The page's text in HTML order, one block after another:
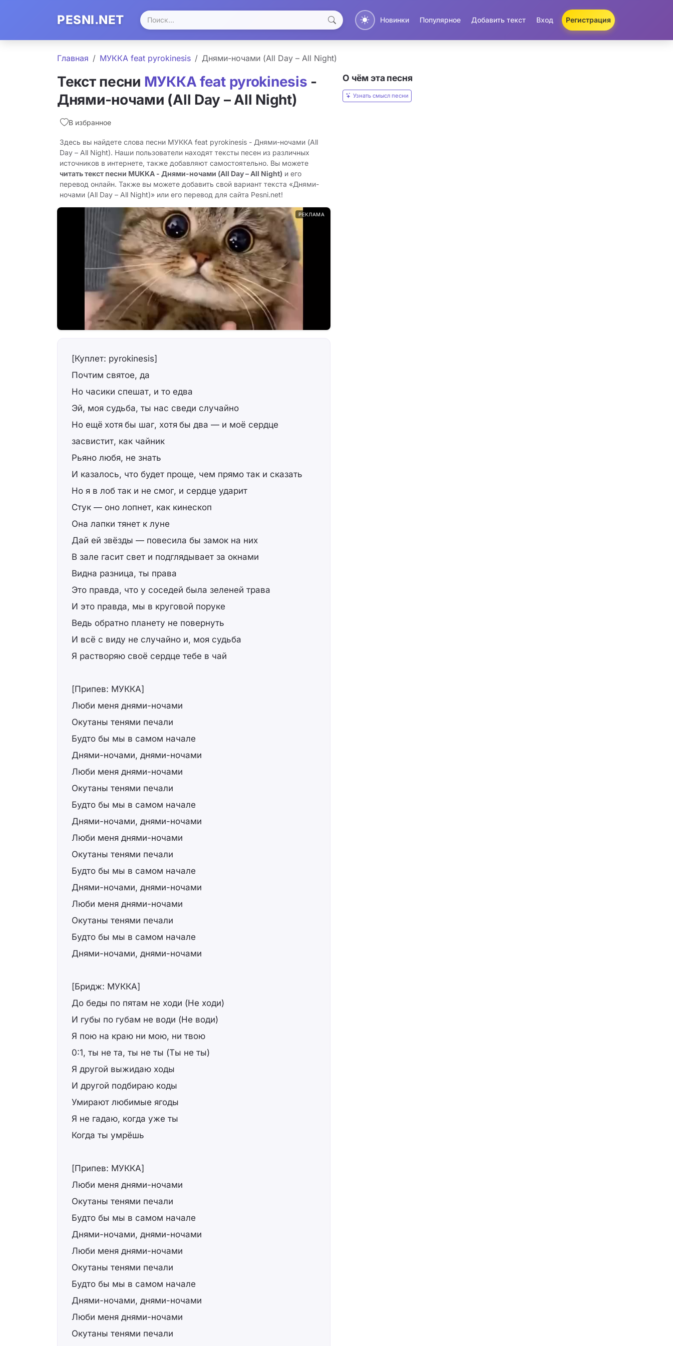
PESNI.NET Новинки Популярное Добавить текст Вход Регистрация
Главная МУККА feat pyrokinesis Днями-ночами (All Day – All Night)
Текст песни МУККА feat pyrokinesis -
Днями-ночами (All Day – All Night)
В избранное
Здесь вы найдете слова песни МУККА feat pyrokinesis - Днями-ночами (All
Day – All Night). Наши пользователи находят тексты песен из различных
источников в интернете, также добавляют самостоятельно. Вы можете
читать текст песни MUKKA - Днями-ночами (All Day – All Night) и его
перевод онлайн. Также вы можете добавить свой вариант текста «Днями-
ночами (All Day – All Night)» или его перевод для сайта Pesni.net!
РЕКЛАМА
[Куплет: pyrokinesis]
Почтим святое, да
Но часики спешат, и то едва
Эй, моя судьба, ты нас сведи случайно
Но ещё хотя бы шаг, хотя бы два — и моё сердце
засвистит, как чайник
Рьяно любя, не знать
И казалось, что будет проще, чем прямо так и сказать
Но я в лоб так и не смог, и сердце ударит
Стук — оно лопнет, как кинескоп
Она лапки тянет к луне
Дай ей звёзды — повесила бы замок на них
В зале гасит свет и подглядывает за окнами
Видна разница, ты права
Это правда, что у соседей была зеленей трава
И это правда, мы в круговой поруке
Ведь обратно планету не повернуть
И всё с виду не случайно и, моя судьба
Я растворяю своё сердце тебе в чай
[Припев: МУККА]
Люби меня днями-ночами
Окутаны тенями печали
Будто бы мы в самом начале
Днями-ночами, днями-ночами
Люби меня днями-ночами
Окутаны тенями печали
Будто бы мы в самом начале
Днями-ночами, днями-ночами
Люби меня днями-ночами
Окутаны тенями печали
Будто бы мы в самом начале
Днями-ночами, днями-ночами
Люби меня днями-ночами
Окутаны тенями печали
Будто бы мы в самом начале
Днями-ночами, днями-ночами
[Бридж: МУККА]
До беды по пятам не ходи (Не ходи)
И губы по губам не води (Не води)
Я пою на краю ни мою, ни твою
0:1, ты не та, ты не ты (Ты не ты)
Я другой выжидаю ходы
И другой подбираю коды
Умирают любимые ягоды
Я не гадаю, когда уже ты
Когда ты умрёшь
[Припев: МУККА]
Люби меня днями-ночами
Окутаны тенями печали
Будто бы мы в самом начале
Днями-ночами, днями-ночами
Люби меня днями-ночами
Окутаны тенями печали
Будто бы мы в самом начале
Днями-ночами, днями-ночами
Люби меня днями-ночами
Окутаны тенями печали
О чём эта песня
Узнать смысл песни